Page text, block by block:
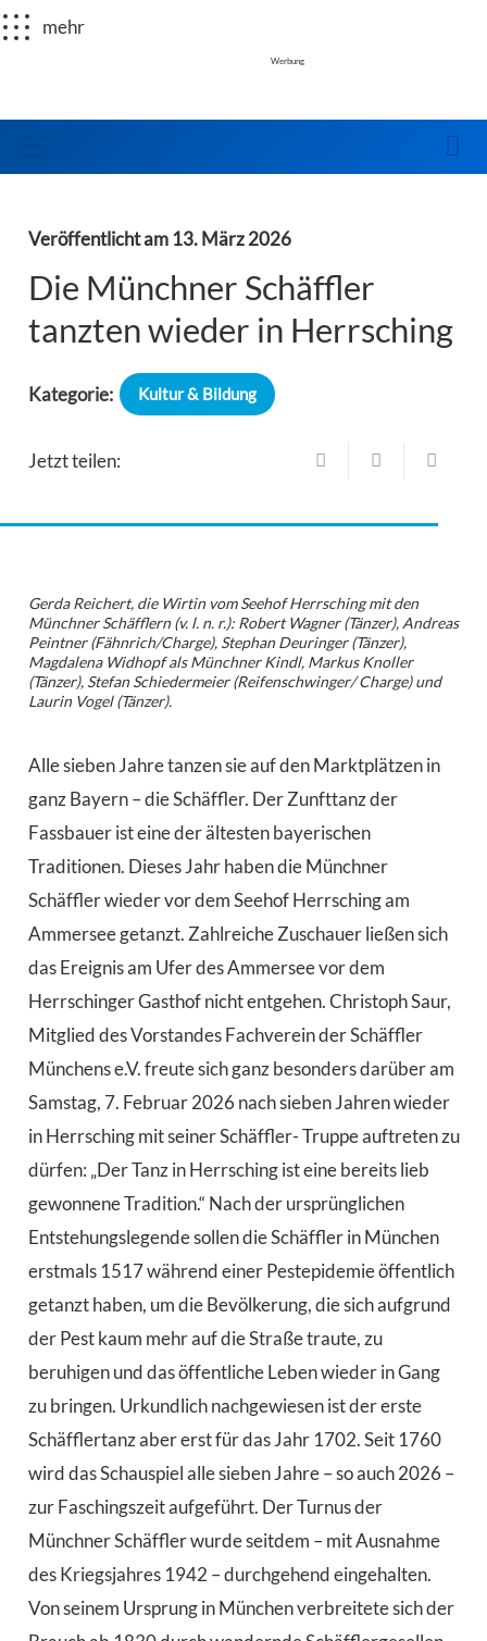
mehr
Werbung
Veröffentlicht am 13. März 2026
Die Münchner Schäffler
tanzten wieder in Herrsching
Kategorie: Kultur & Bildung
Jetzt teilen:
Gerda Reichert, die Wirtin vom Seehof Herrsching mit den
Münchner Schäfflern (v. l. n. r.): Robert Wagner (Tänzer), Andreas
Peintner (Fähnrich/Charge), Stephan Deuringer (Tänzer),
Magdalena Widhopf als Münchner Kindl, Markus Knoller
(Tänzer), Stefan Schiedermeier (Reifenschwinger/ Charge) und
Laurin Vogel (Tänzer).
Alle sieben Jahre tanzen sie auf den Marktplätzen in
ganz Bayern – die Schäffler. Der Zunfttanz der
Fassbauer ist eine der ältesten bayerischen
Traditionen. Dieses Jahr haben die Münchner
Schäffler wieder vor dem Seehof Herrsching am
Ammersee getanzt. Zahlreiche Zuschauer ließen sich
das Ereignis am Ufer des Ammersee vor dem
Herrschinger Gasthof nicht entgehen. Christoph Saur,
Mitglied des Vorstandes Fachverein der Schäffler
Münchens e.V. freute sich ganz besonders darüber am
Samstag, 7. Februar 2026 nach sieben Jahren wieder
in Herrsching mit seiner Schäffler- Truppe auftreten zu
dürfen: „Der Tanz in Herrsching ist eine bereits lieb
gewonnene Tradition.“ Nach der ursprünglichen
Entstehungslegende sollen die Schäffler in München
erstmals 1517 während einer Pestepidemie öffentlich
getanzt haben, um die Bevölkerung, die sich aufgrund
der Pest kaum mehr auf die Straße traute, zu
beruhigen und das öffentliche Leben wieder in Gang
zu bringen. Urkundlich nachgewiesen ist der erste
Schäfflertanz aber erst für das Jahr 1702. Seit 1760
wird das Schauspiel alle sieben Jahre – so auch 2026 –
zur Faschingszeit aufgeführt. Der Turnus der
Münchner Schäffler wurde seitdem – mit Ausnahme
des Kriegsjahres 1942 – durchgehend eingehalten.
Von seinem Ursprung in München verbreitete sich der